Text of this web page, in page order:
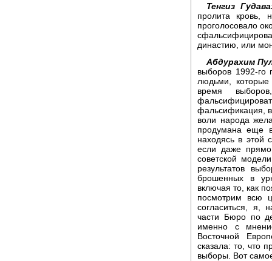
Тенгиз
пролита кровь,
проголосовало
династию, или
Абдурахим
выборов 1992-
людьми,
время
фальсификация,
воли народа
продумана еще
находясь в этой
если даже
советской
результатов
брошенных в
включая то, как
посмотрим всю
согласиться, я,
части Бюро по
именно с
Восточной
сказала: то, что
выборы. Вот